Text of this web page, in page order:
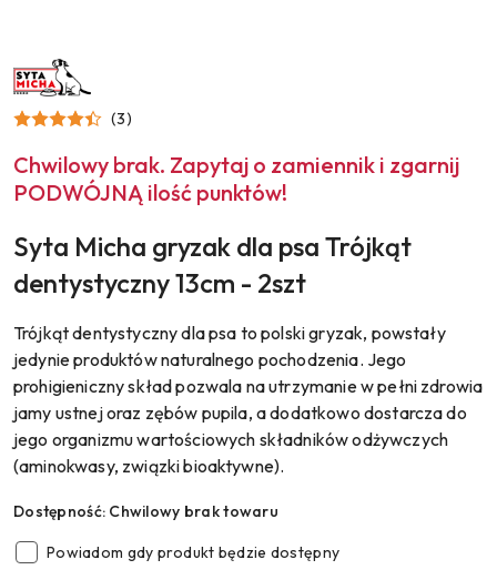
NAZWA
PRODUCENTA:
SYTA
MICHA (3)
Chwilowy brak. Zapytaj o zamiennik i zgarnij
PODWÓJNĄ ilość punktów!
Syta Micha gryzak dla psa Trójkąt
dentystyczny 13cm - 2szt
Trójkąt dentystyczny dla psa to polski gryzak, powstały
jedynie produktów naturalnego pochodzenia. Jego
prohigieniczny skład pozwala na utrzymanie w pełni zdrowia
jamy ustnej oraz zębów pupila, a dodatkowo dostarcza do
jego organizmu wartościowych składników odżywczych
(aminokwasy, związki bioaktywne).
Dostępność: Chwilowy brak towaru
Powiadom gdy produkt będzie dostępny